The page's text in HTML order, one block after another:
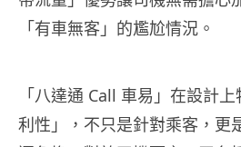
「有車無客」的尷尬情況。
「八達通 Call 車易」在設計
利性」，不只是針對乘客，更